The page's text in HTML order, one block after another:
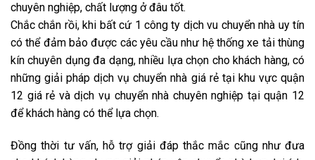
chuyên nghiệp, chất lượng ở đâu tốt.
Chắc chắn rồi, khi bất cứ 1 công ty dịch vu chuyển nhà uy tín
có thể đảm bảo được các yêu cầu như hệ thống xe tải thùng
kín chuyên dụng đa dạng, nhiều lựa chọn cho khách hàng, có
những giải pháp dịch vụ chuyển nhà giá rẻ tại khu vực quận
12 giá rẻ và dịch vụ chuyển nhà chuyên nghiệp tại quận 12
để khách hàng có thể lựa chọn.
Đồng thời tư vấn, hỗ trợ giải đáp thắc mắc cũng như đưa